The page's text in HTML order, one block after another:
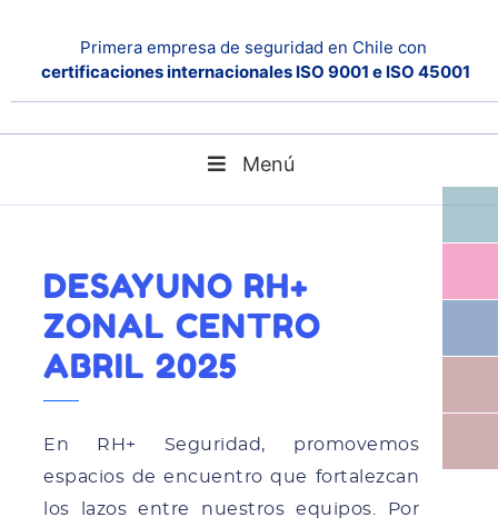
Primera empresa de seguridad en Chile con
certificaciones internacionales ISO 9001 e ISO 45001
Menú
DESAYUNO RH+
ZONAL CENTRO
ABRIL 2025
En RH+ Seguridad, promovemos
espacios de encuentro que fortalezcan
los lazos entre nuestros equipos. Por